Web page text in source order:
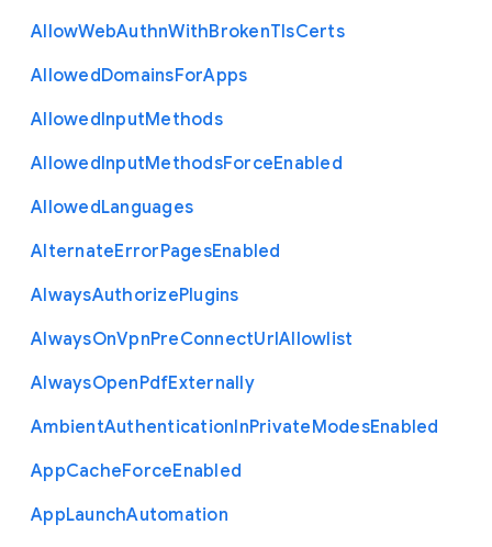
AllowWebAuthnWithBrokenTlsCerts
AllowedDomainsForApps
AllowedInputMethods
AllowedInputMethodsForceEnabled
AllowedLanguages
AlternateErrorPagesEnabled
AlwaysAuthorizePlugins
AlwaysOnVpnPreConnectUrlAllowlist
AlwaysOpenPdfExternally
AmbientAuthenticationInPrivateModesEnabled
AppCacheForceEnabled
AppLaunchAutomation